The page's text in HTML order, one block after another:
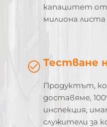
капацитет от
милиона
Тестване
Продуктът,
доставяме,
инспекция,
служители за